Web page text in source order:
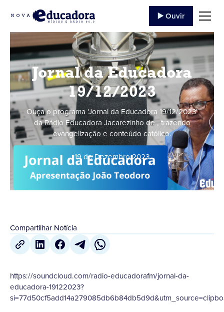
▶️ Ouvir
Jornal da Educadora
19/12/2023
Ouça o programa 'Jornal da Educadora 19/12/2023'
da Rádio Educadora Jacarezinho de , trazendo
evangelização e conteúdo católico.
19 de Dezembro,2023
Compartilhar Notícia
https://soundcloud.com/radio-educadorafm/jornal-da-
educadora-19122023?